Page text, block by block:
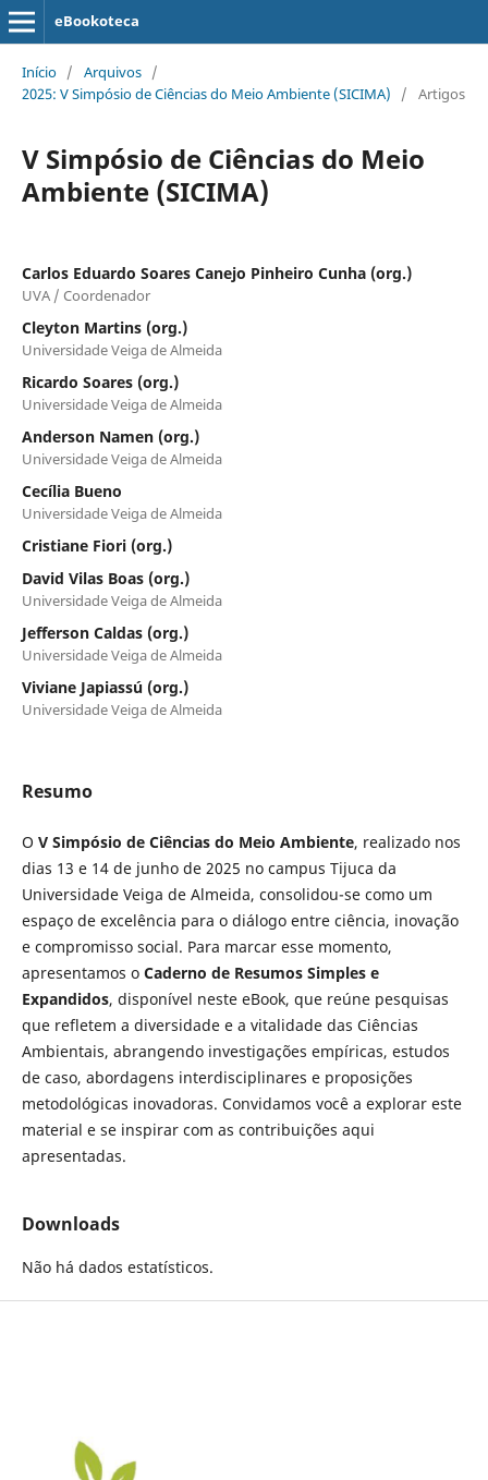
eBookoteca
Início / Arquivos /
2025: V Simpósio de Ciências do Meio Ambiente (SICIMA)
/ Artigos
V Simpósio de Ciências do Meio
Ambiente (SICIMA)
Carlos Eduardo Soares Canejo Pinheiro Cunha (org.)
UVA / Coordenador
Cleyton Martins (org.)
Universidade Veiga de Almeida
Ricardo Soares (org.)
Universidade Veiga de Almeida
Anderson Namen (org.)
Universidade Veiga de Almeida
Cecília Bueno
Universidade Veiga de Almeida
Cristiane Fiori (org.)
David Vilas Boas (org.)
Universidade Veiga de Almeida
Jefferson Caldas (org.)
Universidade Veiga de Almeida
Viviane Japiassú (org.)
Universidade Veiga de Almeida
Resumo
O V Simpósio de Ciências do Meio Ambiente, realizado nos
dias 13 e 14 de junho de 2025 no campus Tijuca da
Universidade Veiga de Almeida, consolidou-se como um
espaço de excelência para o diálogo entre ciência, inovação
e compromisso social. Para marcar esse momento,
apresentamos o Caderno de Resumos Simples e
Expandidos, disponível neste eBook, que reúne pesquisas
que refletem a diversidade e a vitalidade das Ciências
Ambientais, abrangendo investigações empíricas, estudos
de caso, abordagens interdisciplinares e proposições
metodológicas inovadoras. Convidamos você a explorar este
material e se inspirar com as contribuições aqui
apresentadas.
Downloads
Não há dados estatísticos.